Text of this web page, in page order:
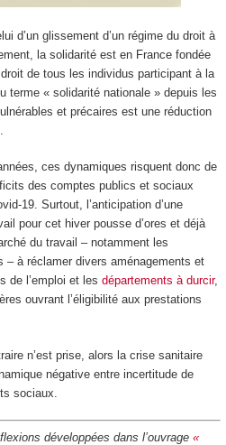
d’un glissement d’un régime du droit à
la solidarité est en France fondée
de tous les individus participant à la
terme « solidarité nationale » depuis les
et précaires est une réduction
ces dynamiques risquent donc de
des comptes publics et sociaux
19. Surtout, l’anticipation d’une
pour cet hiver pousse d’ores et déjà
du travail – notamment les
– à réclamer divers aménagements et
de l’emploi et les départements à durcir,
ouvrant l’éligibilité aux prestations
n’est prise, alors la crise sanitaire
négative entre incertitude de
sociaux.
développées dans l’ouvrage «